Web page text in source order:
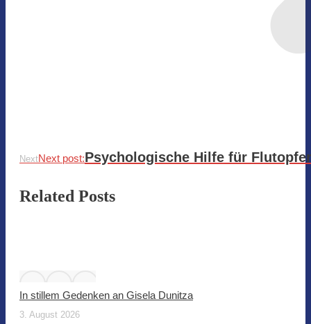
NextNext post:Psychologische Hilfe für Flutopfer
Related Posts
In stillem Gedenken an Gisela Dunitza
3. August 2026